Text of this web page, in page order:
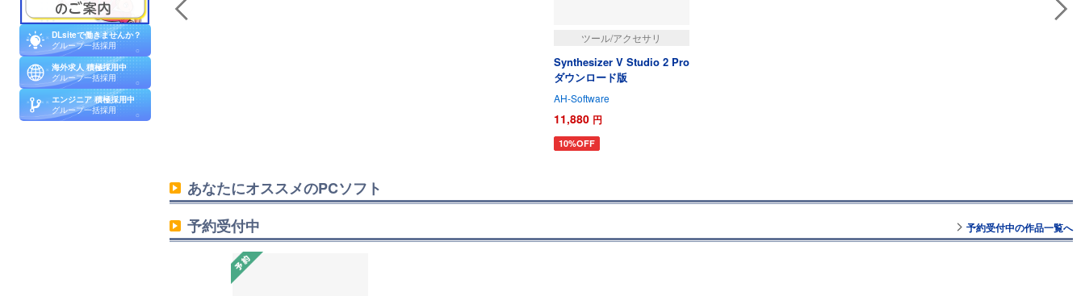
ツール/アクセサリ
Synthesizer V Studio 2 Pro
ダウンロード版
AH-Software
11,880 円
10%OFF
あなたにオススメのPCソフト
予約受付中
予約受付中の作品一覧へ
DLsiteで働きませんか？
グループ一括採用
海外求人 積極採用中
グループ一括採用
エンジニア 積極採用中
グループ一括採用